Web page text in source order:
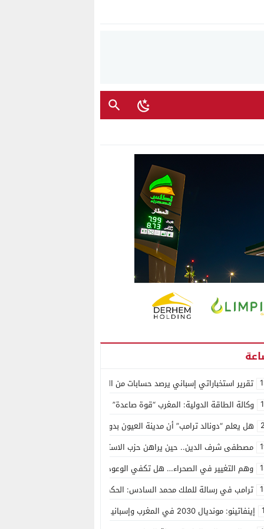
تقرير استخباراتي إسباني يرصد حسابات من الجزائر وأرقاما بـ”213+” ضمن حملة رقمية منظمة حرّضت على اقتحام سبتة
وكالة الطاقة الدولية: المغرب “قوة صاعدة” في سوق المعادن الاستراتيجية
هل يعلم “دونالد ترامب” أن مدينة العيون بدون ماء؟
مصطفى شرف الدين.. حين يراهن حزب الاستقلال على الكفاءة ويمنح الشباب
وهم التغيير في الصحراء… هل تكفي الوعود الفارغة لصناعة الواقع؟
ترامب في رسالة للملك محمد السادس: الحكم الذاتي هو الأساس الوحيد لحل
إينفاتينو: مونديال 2030 في المغرب وإسبانيا والبرتغال سيكون “الأجمل في التاريخ”